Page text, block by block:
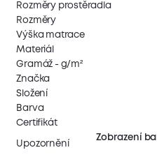
Rozměry prostěradla
Rozměry
Výška matrace
Materiál
Gramáž - g/m²
Značka
Složení
Barva
Certifikát
Upozornění
Zobrazení